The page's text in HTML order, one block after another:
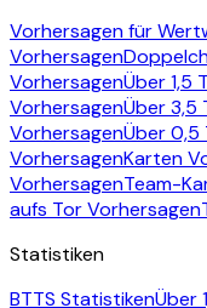
Vorhersagen für
Vorhersagen
VorhersagenÜber 1,5
VorhersagenÜber 3,5
VorhersagenÜber 0,5
VorhersagenKarten
VorhersagenTeam-
aufs Tor Vorhersagen
Statistiken
BTTS StatistikenÜber